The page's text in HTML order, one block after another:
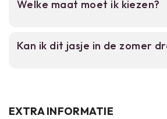
een telefoon. Daarnaast heb
Welke maat moet ik kiezen?
normale kleidingmaat; de slim
Kan ik dit jasje in de zomer
EXTRA INFORMATIE